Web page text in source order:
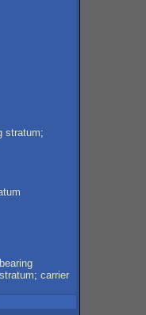
stratum;
stratum; carrier